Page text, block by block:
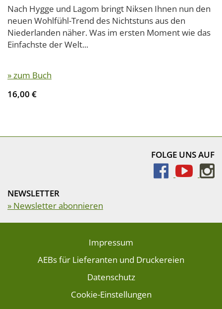
Nach Hygge und Lagom bringt Niksen Ihnen nun den
neuen Wohlfühl-Trend des Nichtstuns aus den
Niederlanden näher. Was im ersten Moment wie das
Einfachste der Welt...
» zum Buch
16,00 €
FOLGE UNS AUF
NEWSLETTER
» Newsletter abonnieren
Impressum
AEBs für Lieferanten und Druckereien
Datenschutz
Cookie-Einstellungen